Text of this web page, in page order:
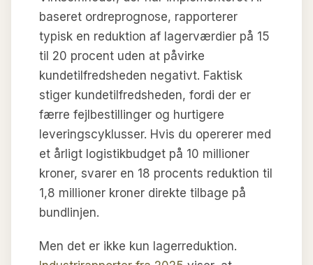
baseret ordreprognose, rapporterer
typisk en reduktion af lagerværdier på 15
til 20 procent uden at påvirke
kundetilfredsheden negativt. Faktisk
stiger kundetilfredsheden, fordi der er
færre fejlbestillinger og hurtigere
leveringscyklusser. Hvis du opererer med
et årligt logistikbudget på 10 millioner
kroner, svarer en 18 procents reduktion til
1,8 millioner kroner direkte tilbage på
bundlinjen.
Men det er ikke kun lagerreduktion.